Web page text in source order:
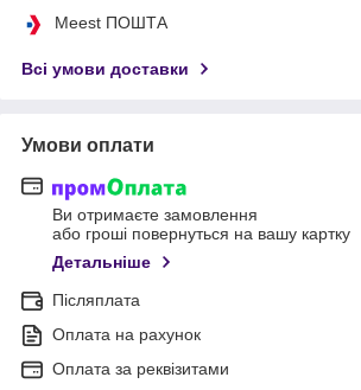
Meest ПОШТА
Всі умови доставки
Умови оплати
Ви отримаєте замовлення
або гроші повернуться на вашу картку
Детальніше
Післяплата
Оплата на рахунок
Оплата за реквізитами